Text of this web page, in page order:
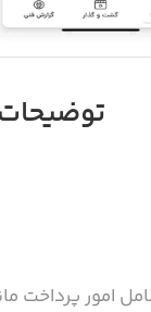
توضیحات
امور